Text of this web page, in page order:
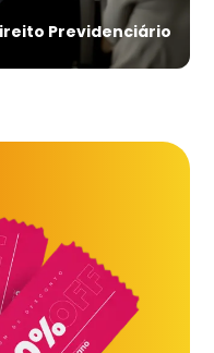
Previdenciário